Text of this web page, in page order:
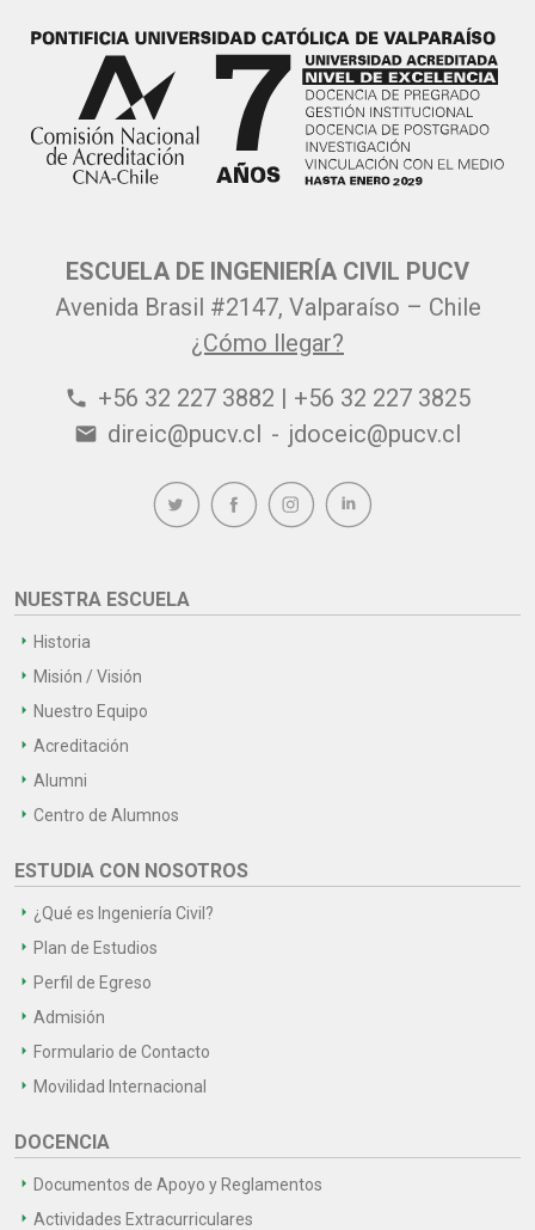
ESCUELA DE INGENIERÍA CIVIL PUCV
Avenida Brasil #2147, Valparaíso – Chile
¿Cómo llegar?
phone +56 32 227 3882 | +56 32 227 3825
email direic@pucv.cl - jdoceic@pucv.cl
NUESTRA ESCUELA
Historia
Misión / Visión
Nuestro Equipo
Acreditación
Alumni
Centro de Alumnos
ESTUDIA CON NOSOTROS
¿Qué es Ingeniería Civil?
Plan de Estudios
Perfil de Egreso
Admisión
Formulario de Contacto
Movilidad Internacional
DOCENCIA
Documentos de Apoyo y Reglamentos
Actividades Extracurriculares